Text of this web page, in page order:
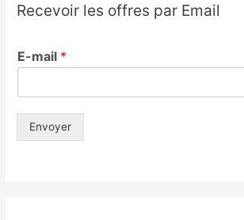
Recevoir les offres par Email
E-mail *
Envoyer